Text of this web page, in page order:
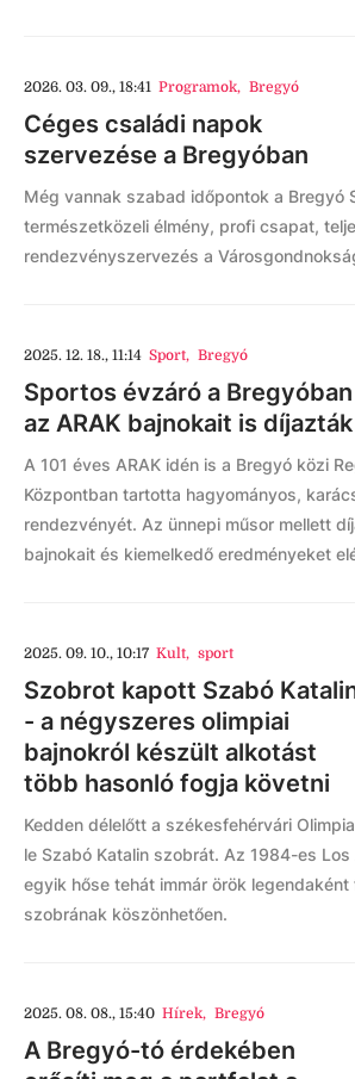
2026. 03. 09., 18:41 Programok, Bregyó
Céges családi napok
szervezése a Bregyóban
Még vannak szabad időpontok a Bregyó
természetközeli élmény, profi csapat,
rendezvényszervezés a
2025. 12. 18., 11:14 Sport, Bregyó
Sportos évzáró a
az ARAK bajnokait is díjazták
A 101 éves ARAK idén is a Bregyó közi
Központban tartotta hagyományos,
rendezvényét. Az ünnepi műsor mellett
bajnokait és kiemelkedő eredményeket
2025. 09. 10., 10:17 Kult, sport
Szobrot kapott Szabó
- a négyszeres olimpiai
bajnokról készült alkotást
több hasonló fogja követni
Kedden délelőtt a székesfehérvári
le Szabó Katalin szobrát. Az 1984-es
egyik hőse tehát immár örök
szobrának köszönhetően.
2025. 08. 08., 15:40 Hírek, Bregyó
A Bregyó-tó érdekében